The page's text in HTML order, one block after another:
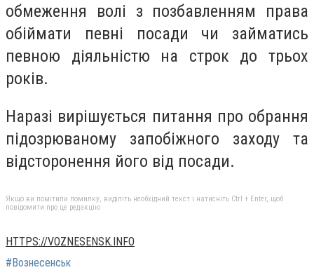
обмеження волі з позбавленням права
обіймати певні посади чи займатись
певною діяльністю на строк до трьох
років.
Наразі вирішується питання про обрання
підозрюваному запобіжного заходу та
відсторонення його від посади.
Якщо ви помітили помилку, виділіть необхідний текст і натисніть Ctrl + Enter, щоб
повідомити про це редакцію
HTTPS://VOZNESENSK.INFO
#Вознесенськ